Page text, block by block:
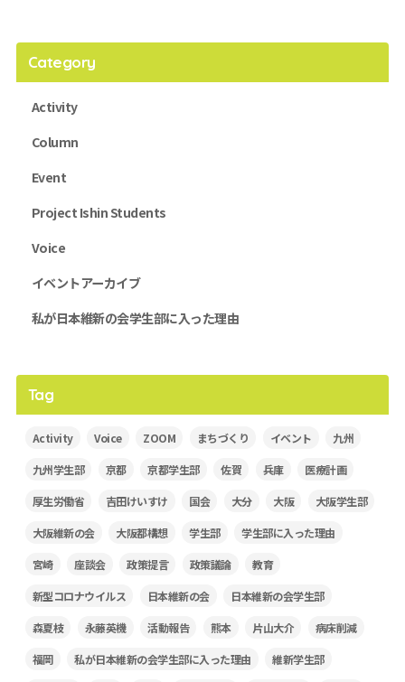
Category
Activity
Column
Event
Project Ishin Students
Voice
イベントアーカイブ
私が日本維新の会学生部に入った理由
Tag
Activity Voice ZOOM まちづくり イベント 九州
九州学生部 京都 京都学生部 佐賀 兵庫 医療計画
厚生労働省 吉田けいすけ 国会 大分 大阪 大阪学生部
大阪維新の会 大阪都構想 学生部 学生部に入った理由
宮崎 座談会 政策提言 政策議論 教育
新型コロナウイルス 日本維新の会 日本維新の会学生部
森夏枝 永藤英機 活動報告 熊本 片山大介 病床削減
福岡 私が日本維新の会学生部に入った理由 維新学生部